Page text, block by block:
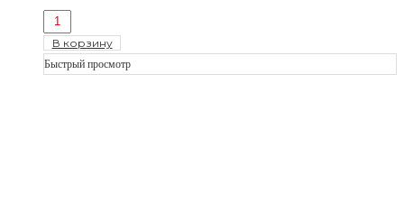
В корзину
Быстрый просмотр